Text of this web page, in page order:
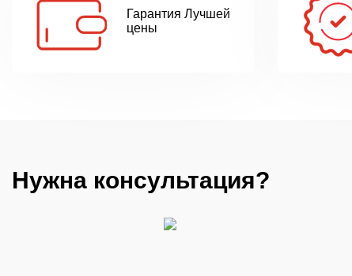
Гарантия Лучшей
цены
Нужна консультация?